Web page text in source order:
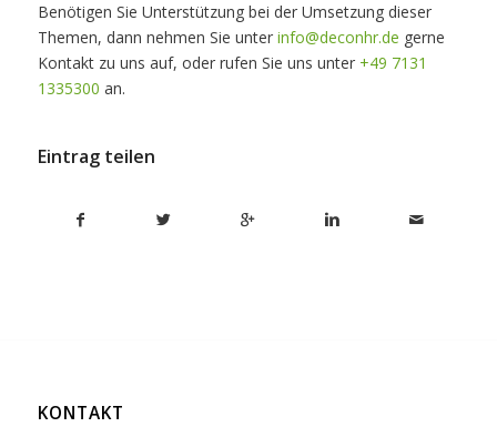
Benötigen Sie Unterstützung bei der Umsetzung dieser
Themen, dann nehmen Sie unter info@deconhr.de gerne
Kontakt zu uns auf, oder rufen Sie uns unter +49 7131
1335300 an.
Eintrag teilen
KONTAKT